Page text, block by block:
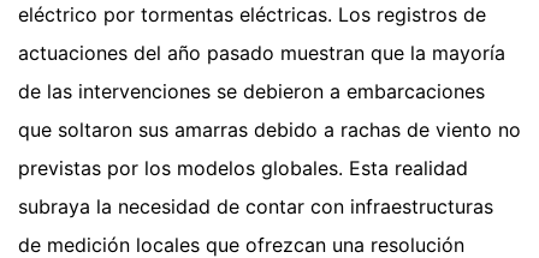
eléctrico por tormentas eléctricas. Los registros de
actuaciones del año pasado muestran que la mayoría
de las intervenciones se debieron a embarcaciones
que soltaron sus amarras debido a rachas de viento no
previstas por los modelos globales. Esta realidad
subraya la necesidad de contar con infraestructuras
de medición locales que ofrezcan una resolución